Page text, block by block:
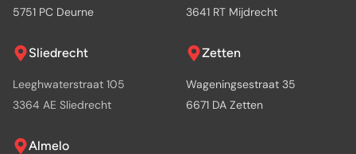
5751 PC Deurne
3641 RT Mijdrecht
Sliedrecht
Leeghwaterstraat 105
3364 AE Sliedrecht
Zetten
Wageningsestraat 35
6671 DA Zetten
Almelo